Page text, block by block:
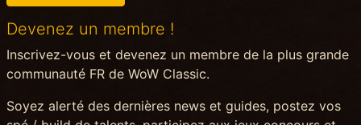
Devenez un membre !
Inscrivez-vous et devenez un membre de la plus grande
communauté FR de WoW Classic.
Soyez alerté des dernières news et guides, postez vos